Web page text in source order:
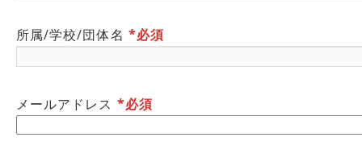
所属/学校/団体名 *必須
メールアドレス *必須